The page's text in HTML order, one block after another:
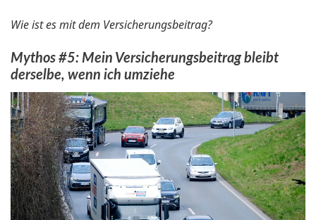
Wie ist es mit dem Versicherungsbeitrag?
Mythos #5: Mein Versicherungsbeitrag bleibt
derselbe, wenn ich umziehe